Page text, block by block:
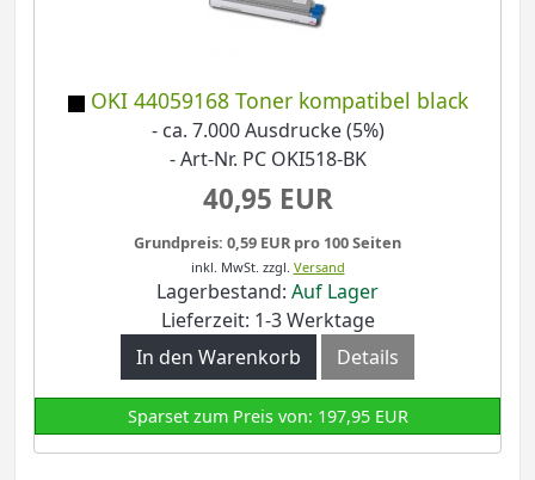
OKI 44059168 Toner kompatibel black
- ca. 7.000 Ausdrucke (5%)
- Art-Nr. PC OKI518-BK
40,95 EUR
Grundpreis: 0,59 EUR pro 100 Seiten
inkl. MwSt. zzgl. Versand
Lagerbestand: Auf Lager
Lieferzeit: 1-3 Werktage
In den Warenkorb
Details
Sparset zum Preis von: 197,95 EUR